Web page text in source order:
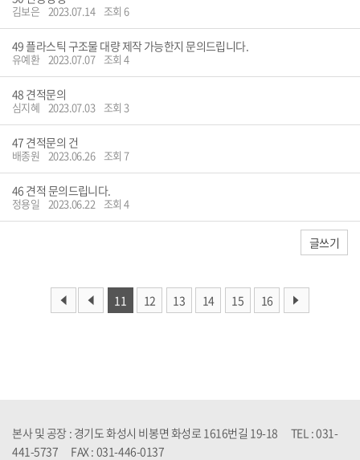
김보은 2023.07.14 조회 6
49 플라스틱 구조물 대량 제작 가능한지 문의드립니다.
유예환 2023.07.07 조회 4
48 견적문의
심지혜 2023.07.03 조회 3
47 견적문의 건
배종원 2023.06.26 조회 7
46 견적 문의드립니다.
정용일 2023.06.22 조회 4
글쓰기
11 12 13 14 15 16
본사 및 공장 : 경기도 화성시 비봉면 화성로 1616번길 19-18 TEL : 031-
441-5737 FAX : 031-446-0137